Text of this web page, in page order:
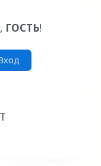
, ГОСТЬ!